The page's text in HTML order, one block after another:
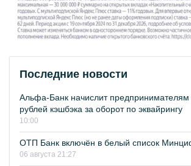
Последние новости
Альфа-Банк начислит
рублей кэшбэка за оборот по эквайрингу
10:00
ОТП Банк включён в белый список
06 августа 21:27